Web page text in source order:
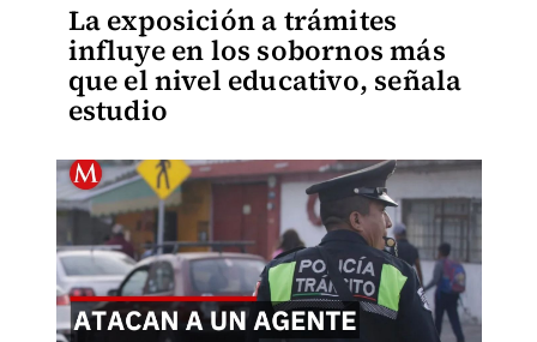
La exposición a trámites
influye en los sobornos más
que el nivel educativo, señala
estudio